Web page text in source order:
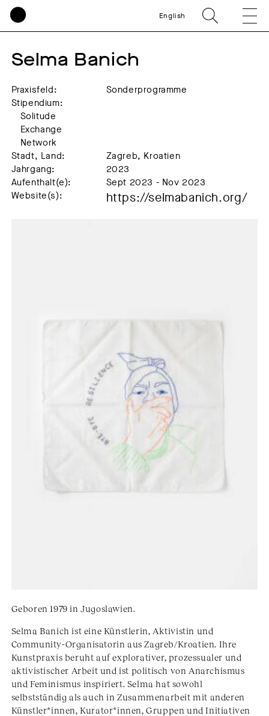
English
Selma Banich
Praxisfeld:
Sonderprogramme
Stipendium:
Solitude
Exchange
Network
Stadt, Land:
Zagreb, Kroatien
Jahrgang:
2023
Aufenthalt(e):
Sept 2023 - Nov 2023
Website(s):
https://selmabanich.org/
Geboren 1979 in Jugoslawien.
Selma Banich ist eine Künstlerin, Aktivistin und
Community-Organisatorin aus Zagreb/Kroatien. Ihre
Kunstpraxis beruht auf explorativer, prozessualer und
aktivistischer Arbeit und ist politisch von Anarchismus
und Feminismus inspiriert. Selma hat sowohl
selbstständig als auch in Zusammenarbeit mit anderen
Künstler*innen, Kurator*innen, Gruppen und Initiativen